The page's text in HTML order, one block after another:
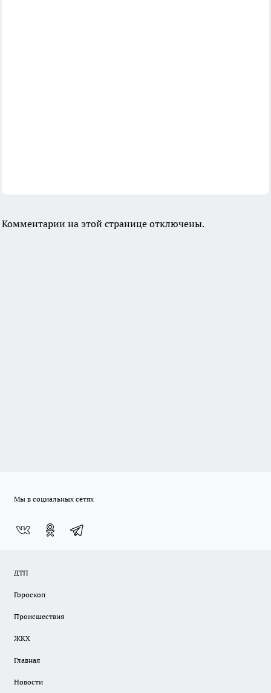
Комментарии на этой странице отключены.
Мы в социальных сетях
ДТП
Гороскоп
Происшествия
ЖКХ
Главная
Новости